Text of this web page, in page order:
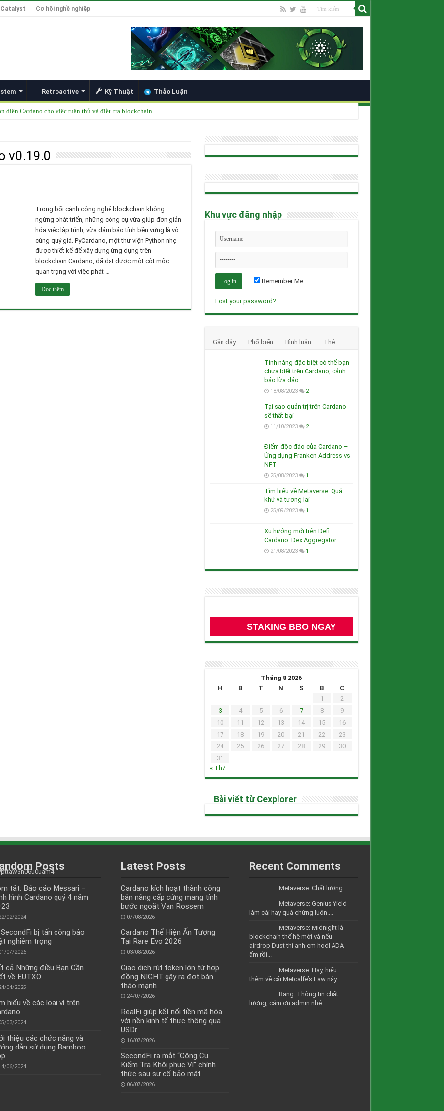
Cơ hội nghề nghiệp
Retroactive Kỹ Thuật Thảo Luận
diện Cardano cho việc tuân thủ và điều tra blockchain
Đổi Mới Hợp Đồng Thông Minh cho Bitcoin, Mở Khóa DeFi và Tích Hợp Cardano
v0.19.0
Trong bối cảnh công nghệ blockchain không
ngừng phát triển, những công cụ vừa giúp đơn giản
hóa việc lập trình, vừa đảm bảo tính bền vững là vô
cùng quý giá. PyCardano, một thư viện Python nhẹ
được thiết kế để xây dựng ứng dụng trên
blockchain Cardano, đã đạt được một cột mốc
quan trọng với việc phát …
Đọc thêm
Khu vực đăng nhập
Remember Me
Lost your password?
Gần đây Phổ biến Bình luận Thẻ
Tính năng đặc biệt có thể bạn
chưa biết trên Cardano, cảnh
báo lừa đảo
18/08/2023 2
Tại sao quản trị trên Cardano
sẽ thất bại
11/10/2023 2
Điểm độc đáo của Cardano –
Ứng dụng Franken Address vs
NFT
25/08/2023 1
Tìm hiểu về Metaverse: Quá
khứ và tương lai
25/09/2023 1
Xu hướng mới trên Defi
Cardano: Dex Aggregator
21/08/2023 1
STAKING BBO NGAY
Tháng 8 2026
H
B T N S B
C
1
2
3
4 5 6 7 8
9
10
11 12 13 14 15
16
17
18 19 20 21 22
23
24
25 26 27 28 29
30
31
« Th7
Bài viết từ Cexplorer
Posts
tắt: Báo cáo Messari –
hình Cardano quý 4 năm
02/2024
bị tấn công bảo
nghiêm trọng
07/2026
cả Những điều Bạn Cần
về EUTXO
04/2025
hiểu về các loại ví trên
03/2024
thiệu các chức năng và
dẫn sử dụng Bamboo
06/2024
Latest Posts
Cardano kích hoạt thành công
bản nâng cấp cứng mang tính
bước ngoặt Van Rossem
07/08/2026
Cardano Thể Hiện Ấn Tượng
Tại Rare Evo 2026
03/08/2026
Giao dịch rút token lớn từ hợp
đồng NIGHT gây ra đợt bán
tháo mạnh
24/07/2026
RealFi giúp kết nối tiền mã hóa
với nền kinh tế thực thông qua
USDr
16/07/2026
SecondFi ra mắt “Công Cụ
Kiểm Tra Khôi phục Ví” chính
thức sau sự cố bảo mật
06/07/2026
Recent Comments
Metaverse: Chất lượng....
Metaverse: Genius Yield
làm cái hay quá chừng luôn....
Metaverse: Midnight là
blockchain thế hệ mới và nếu
airdrop Dust thì anh em hodl ADA
ấm rồi...
Metaverse: Hay, hiểu
thêm về cái Metcalfe’s Law này....
Bang: Thông tin chất
lượng, cám ơn admin nhé...